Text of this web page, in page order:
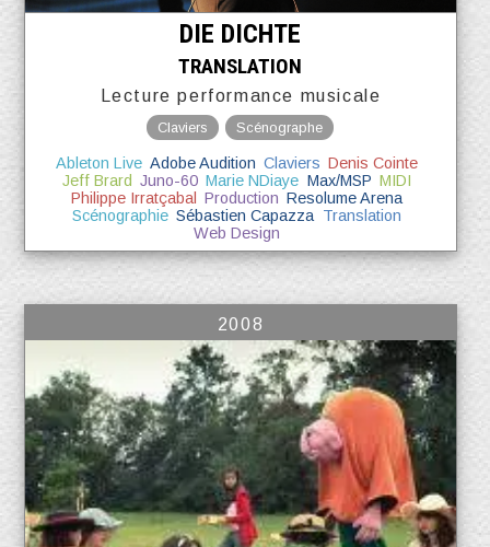
DIE DICHTE
TRANSLATION
Lecture performance musicale
Claviers Scénographe
Ableton Live Adobe Audition Claviers Denis Cointe
Jeff Brard Juno-60 Marie NDiaye Max/MSP MIDI
Philippe Irratçabal
Production Resolume Arena
Scénographie Sébastien Capazza Translation
Web Design
2008